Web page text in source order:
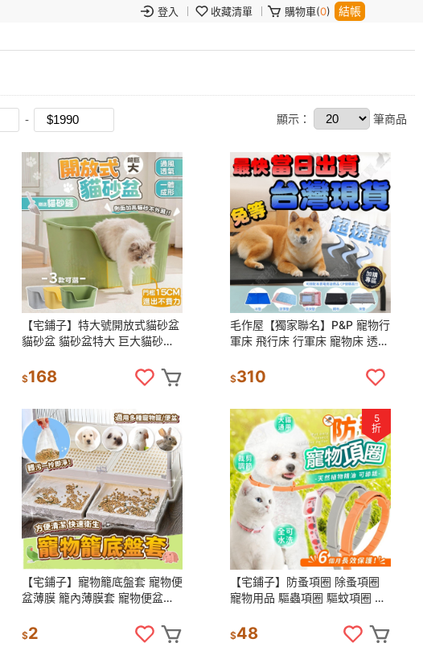
登入 收藏清單 購物車(0) 結帳
顯示： 筆商品
【宅鋪子】特大號開放式貓砂盆
貓砂盆 貓砂盆特大 巨大貓砂盆
貓砂盆 開放式貓砂盆
$168
毛作屋【獨家聯名】P&P 寵物行
軍床 飛行床 行軍床 寵物床 透氣
毯子
$310
【宅鋪子】寵物籠底盤套 寵物便
盆薄膜 籠內薄膜套 寵物便盆套
鳥籠 狗籠 便盆袋 兔籠
$2
5
折
【宅鋪子】防蚤項圈 除蚤項圈
寵物用品 驅蟲項圈 驅蚊項圈 寵
$48